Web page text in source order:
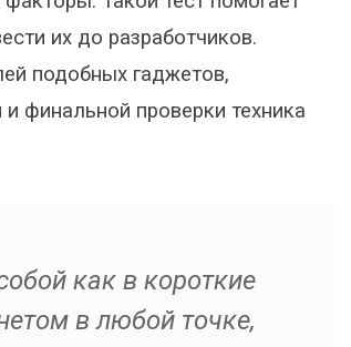
их до разработчиков.
подобных гаджетов,
финальной проверки техника
как в короткие
в любой точке,